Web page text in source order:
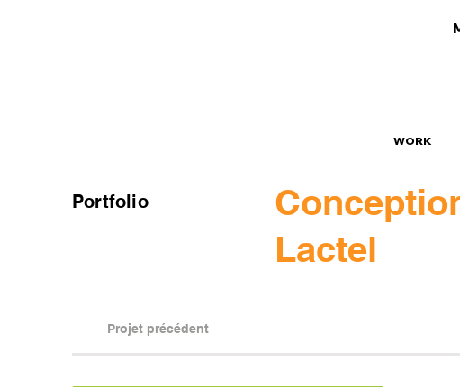
WORK
Portfolio
Lactel
Projet précédent